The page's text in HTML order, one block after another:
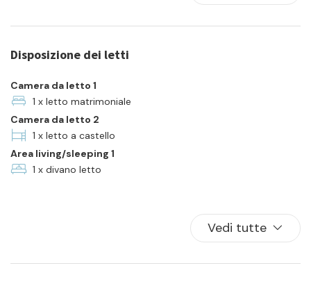
Cucina
Forno
Frigorifero
In città
Lavatrice
Parcheggio
Piatti e ciotole
Disposizione dei letti
Camera da letto 1
1 x letto matrimoniale
Camera da letto 2
1 x letto a castello
Area living/sleeping 1
1 x divano letto
Vedi tutte